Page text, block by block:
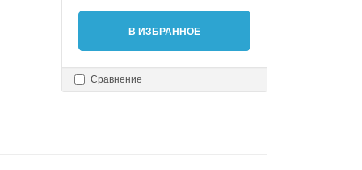
В ИЗБРАННОЕ
Сравнение